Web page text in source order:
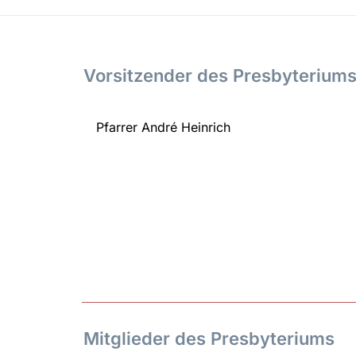
Vorsitzender des Presbyteriums
Pfarrer André Heinrich
Mitglieder des Presbyteriums